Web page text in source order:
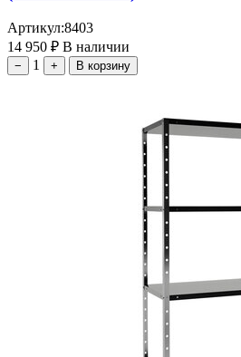
Артикул:8403
14 950 ₽ В наличии
− 1 + В корзину